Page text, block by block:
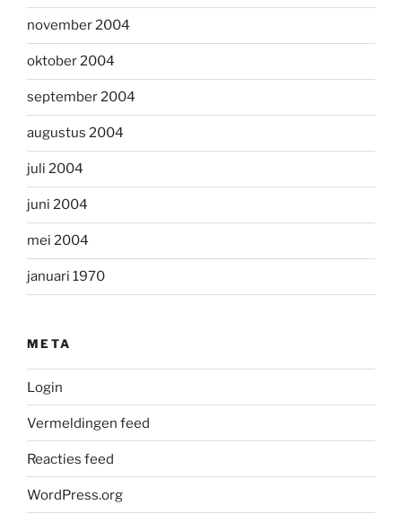
november 2004
oktober 2004
september 2004
augustus 2004
juli 2004
juni 2004
mei 2004
januari 1970
META
Login
Vermeldingen feed
Reacties feed
WordPress.org